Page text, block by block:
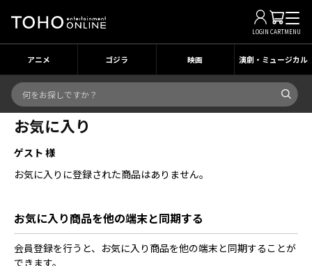
LOGIN CARTMENU
アニメ ゴジラ 映画 演劇・ミュージカル
お気に入り
ゲスト 様
お気に入りに登録された商品はありません。
お気に入り商品を他の端末と同期する
会員登録を行うと、お気に入り商品を他の端末と同期することが
できます。